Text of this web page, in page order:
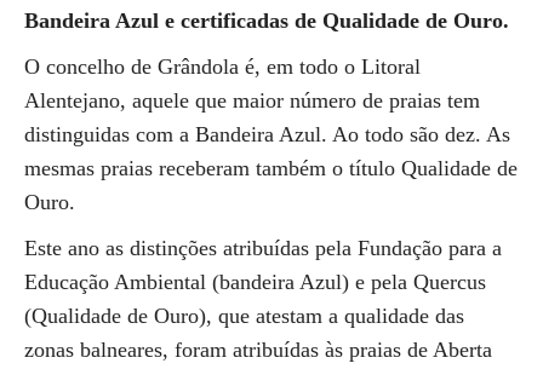
Bandeira Azul e certificadas de Qualidade de Ouro.
O concelho de Grândola é, em todo o Litoral
Alentejano, aquele que maior número de praias tem
distinguidas com a Bandeira Azul. Ao todo são dez. As
mesmas praias receberam também o título Qualidade de
Ouro.
Este ano as distinções atribuídas pela Fundação para a
Educação Ambiental (bandeira Azul) e pela Quercus
(Qualidade de Ouro), que atestam a qualidade das
zonas balneares, foram atribuídas às praias de Aberta